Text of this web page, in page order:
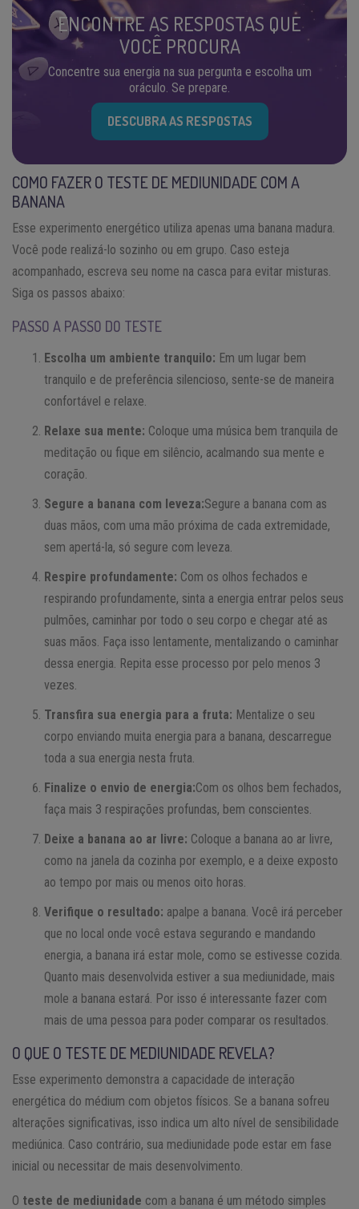
ENCONTRE AS RESPOSTAS QUE
VOCÊ PROCURA
Concentre sua energia na sua pergunta e escolha um
oráculo. Se prepare.
DESCUBRA AS RESPOSTAS
COMO FAZER O TESTE DE MEDIUNIDADE COM A
BANANA
Esse experimento energético utiliza apenas uma banana madura.
Você pode realizá-lo sozinho ou em grupo. Caso esteja
acompanhado, escreva seu nome na casca para evitar misturas.
Siga os passos abaixo:
PASSO A PASSO DO TESTE
Escolha um ambiente tranquilo: Em um lugar bem
tranquilo e de preferência silencioso, sente-se de maneira
confortável e relaxe.
Relaxe sua mente: Coloque uma música bem tranquila de
meditação ou fique em silêncio, acalmando sua mente e
coração.
Segure a banana com leveza:Segure a banana com as
duas mãos, com uma mão próxima de cada extremidade,
sem apertá-la, só segure com leveza.
Respire profundamente: Com os olhos fechados e
respirando profundamente, sinta a energia entrar pelos seus
pulmões, caminhar por todo o seu corpo e chegar até as
suas mãos. Faça isso lentamente, mentalizando o caminhar
dessa energia. Repita esse processo por pelo menos 3
vezes.
Transfira sua energia para a fruta: Mentalize o seu
corpo enviando muita energia para a banana, descarregue
toda a sua energia nesta fruta.
Finalize o envio de energia:Com os olhos bem fechados,
faça mais 3 respirações profundas, bem conscientes.
Deixe a banana ao ar livre: Coloque a banana ao ar livre,
como na janela da cozinha por exemplo, e a deixe exposto
ao tempo por mais ou menos oito horas.
Verifique o resultado: apalpe a banana. Você irá perceber
que no local onde você estava segurando e mandando
energia, a banana irá estar mole, como se estivesse cozida.
Quanto mais desenvolvida estiver a sua mediunidade, mais
mole a banana estará. Por isso é interessante fazer com
mais de uma pessoa para poder comparar os resultados.
O QUE O TESTE DE MEDIUNIDADE REVELA?
Esse experimento demonstra a capacidade de interação
energética do médium com objetos físicos. Se a banana sofreu
alterações significativas, isso indica um alto nível de sensibilidade
mediúnica. Caso contrário, sua mediunidade pode estar em fase
inicial ou necessitar de mais desenvolvimento.
O teste de mediunidade com a banana é um método simples